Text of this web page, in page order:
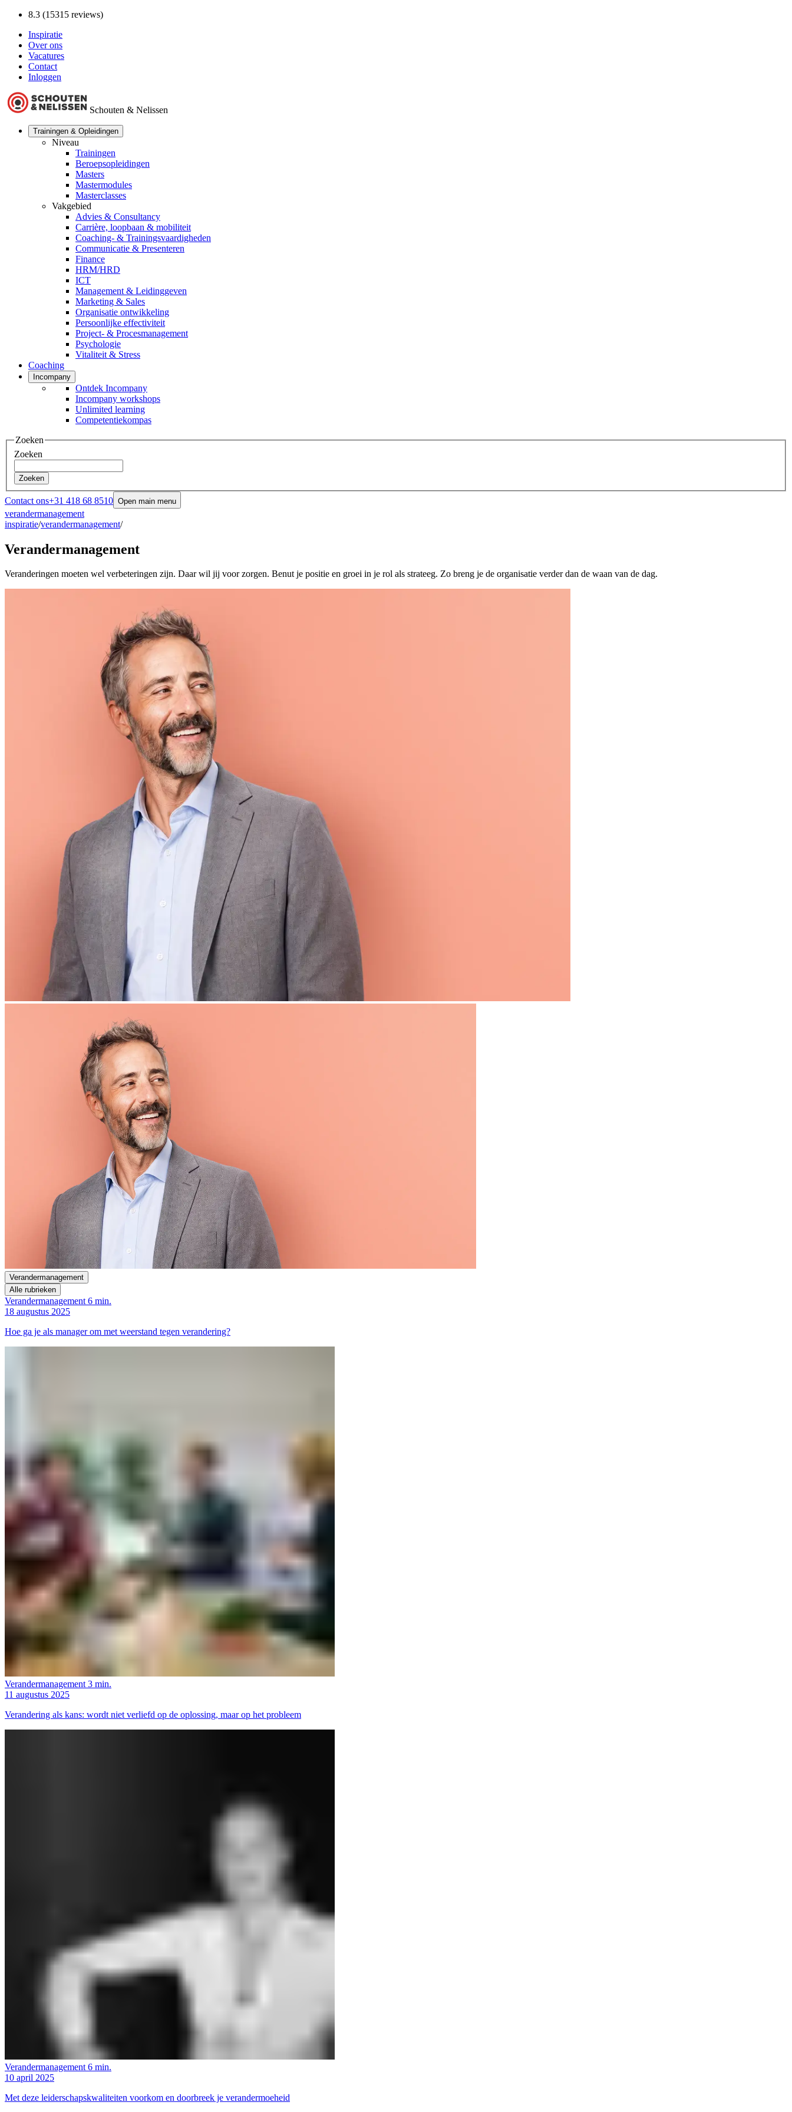
8.3 (15315 reviews)
Inspiratie
Over ons
Vacatures
Contact
Inloggen
Schouten & Nelissen
Trainingen & Opleidingen
Niveau
Trainingen
Beroepsopleidingen
Masters
Mastermodules
Masterclasses
Vakgebied
Advies & Consultancy
Carrière, loopbaan & mobiliteit
Coaching- & Trainingsvaardigheden
Communicatie & Presenteren
Finance
HRM/HRD
ICT
Management & Leidinggeven
Marketing & Sales
Organisatie ontwikkeling
Persoonlijke effectiviteit
Project- & Procesmanagement
Psychologie
Vitaliteit & Stress
Coaching
Incompany
Ontdek Incompany
Incompany workshops
Unlimited learning
Competentiekompas
Zoeken
Zoeken
Zoeken
Contact ons+31 418 68 8510 Open main menu
verandermanagement
inspiratie/verandermanagement/
Verandermanagement
Veranderingen moeten wel verbeteringen zijn. Daar wil jij voor zorgen. Benut je positie en groei in je rol als strateeg. Zo breng je de organisatie verder dan de waan van de dag.
Verandermanagement
Alle rubrieken
Verandermanagement6 min.
18 augustus 2025
Hoe ga je als manager om met weerstand tegen verandering?
Verandermanagement3 min.
11 augustus 2025
Verandering als kans: wordt niet verliefd op de oplossing, maar op het probleem
Verandermanagement6 min.
10 april 2025
Met deze leiderschapskwaliteiten voorkom en doorbreek je verandermoeheid